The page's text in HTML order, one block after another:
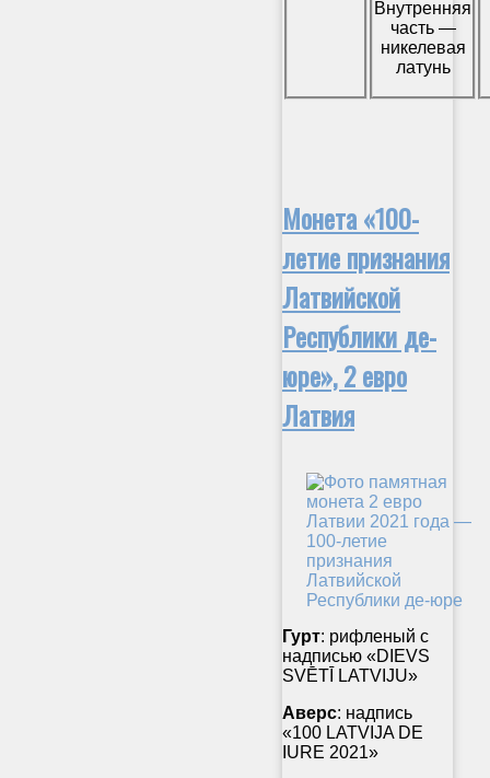
Внутренняя
часть —
никелевая
латунь
Монета «100-
летие признания
Латвийской
Республики де-
юре», 2 евро
Латвия
Гурт: рифленый с
надписью «DIEVS
SVĒTĪ LATVIJU»
Аверс: надпись
«100 LATVIJA DE
IURE 2021»